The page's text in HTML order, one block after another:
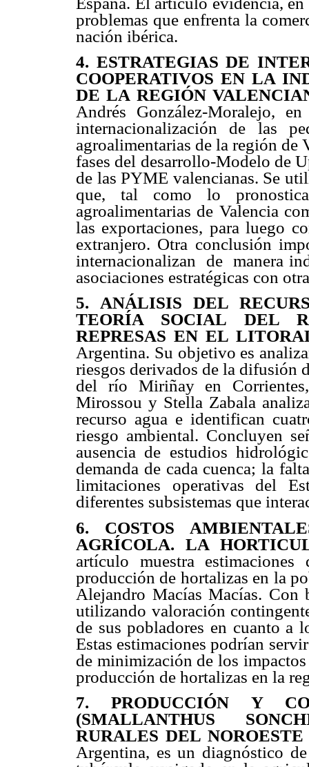
problemas que enfrenta la
nación ibérica.
4. ESTRATEGIAS DE
COOPERATIVOS EN LA
DE LA REGIÓN
Andrés González-Moralejo,
internacionalización de las
agroalimentarias de la región de
fases del desarrollo-Modelo de
de las PYME valencianas. Se
que, tal como lo
agroalimentarias de Valencia
las exportaciones, para luego
extranjero. Otra conclusión
internacionalizan de manera
asociaciones estratégicas con
5. ANÁLISIS DEL
TEORÍA SOCIAL DEL
REPRESAS EN EL
Argentina. Su objetivo es
riesgos derivados de la difusión
del río Miriñay en
Mirossou y Stella Zabala
recurso agua e identifican
riesgo ambiental. Concluyen
ausencia de estudios
demanda de cada cuenca; la
limitaciones operativas del
diferentes subsistemas que
6. COSTOS
AGRÍCOLA. LA
artículo muestra
producción de hortalizas en la
Alejandro Macías Macías. Con
utilizando valoración
de sus pobladores en cuanto a
Estas estimaciones podrían
de minimización de los
producción de hortalizas en la
7. PRODUCCIÓN Y
(SMALLANTHUS
RURALES DEL
Argentina, es un diagnóstico